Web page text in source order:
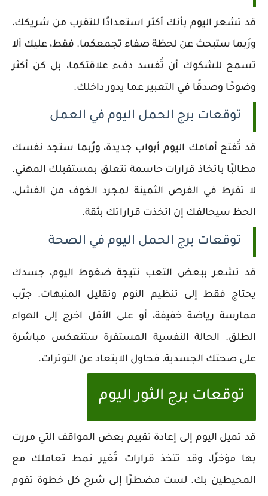
قد تشعر اليوم بأنك أكثر استعدادًا للتقرب من شريكك،
ورُبما ستبحث عن لحظة صفاء تجمعكما. فقط، عليك ألا
تسمح للشكوك أن تُفسد دفء علاقتكما، بل كن أكثر
وضوحًا وصدقًا في التعبير عما يدور داخلك.
توقعات برج الحمل اليوم في العمل
قد تُفتح أمامك اليوم أبواب جديدة، ورُبما ستجد نفسك
مطالبًا باتخاذ قرارات حاسمة تتعلق بمستقبلك المهني.
لا تفرط في الفرص الثمينة لمجرد الخوف من الفشل،
الحظ سيحالفك إن اتخذت قراراتك بثقة.
توقعات برج الحمل اليوم في الصحة
قد تشعر ببعض التعب نتيجة ضغوط اليوم، جسدك
يحتاج فقط إلى تنظيم النوم وتقليل المنبهات. جرّب
ممارسة رياضة خفيفة، أو على الأقل اخرج إلى الهواء
الطلق. الحالة النفسية المستقرة ستنعكس مباشرة
على صحتك الجسدية، فحاول الابتعاد عن التوترات.
توقعات برج الثور اليوم
قد تميل اليوم إلى إعادة تقييم بعض المواقف التي مررت
بها مؤخرًا، وقد تتخذ قرارات تُغير نمط تعاملك مع
المحيطين بك. لست مضطرًا إلى شرح كل خطوة تقوم